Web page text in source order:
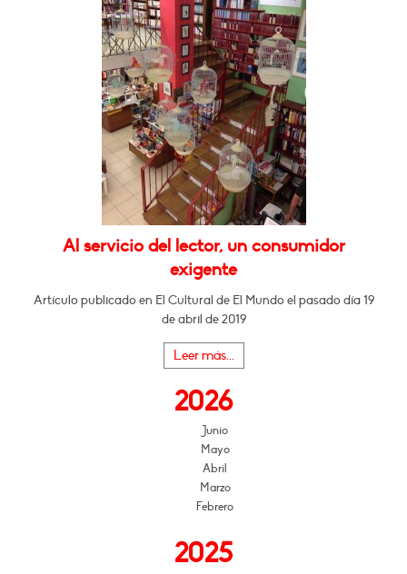
Al servicio del lector, un consumidor
exigente
Artículo publicado en El Cultural de El Mundo el pasado día 19
de abril de 2019
Leer más...
2026
Junio
Mayo
Abril
Marzo
Febrero
2025